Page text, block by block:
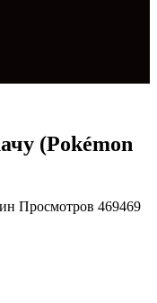
(Pokémon
Просмотров 469469